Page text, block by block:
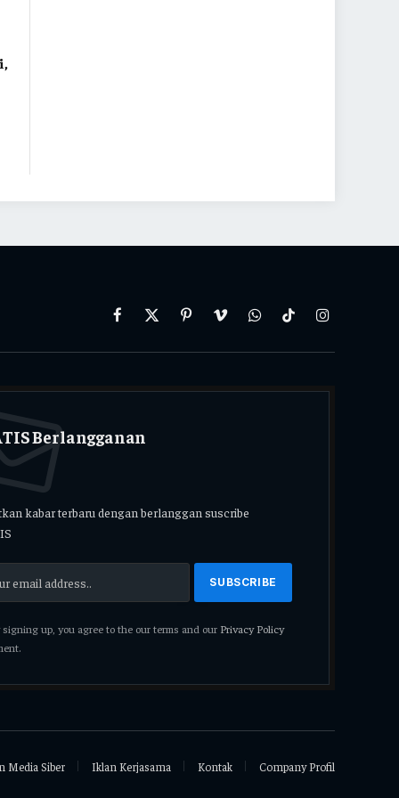
Facebook
X
PinterestVimeoWhatsAppTikTokInstagram
Berlangganan
kabar terbaru dengan berlanggan suscribe
signing up, you agree to the our terms and our Privacy Policy
Media Siber Iklan Kerjasama Kontak Company Profil